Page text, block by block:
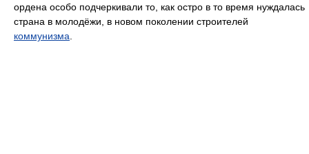
ордена особо подчеркивали то, как остро в то время нуждалась
страна в молодёжи, в новом поколении строителей
коммунизма